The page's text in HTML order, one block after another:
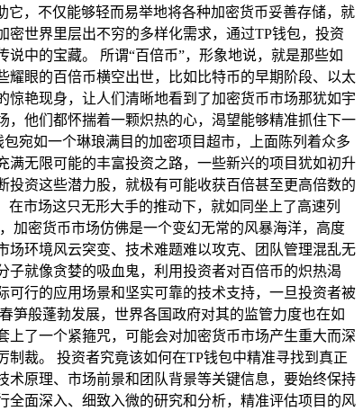
，不仅能够轻而易举地将各种加密货币妥善存储，就
世界里层出不穷的多样化需求，通过TP钱包，投资
中的宝藏。 所谓“百倍币”，形象地说，就是那些如
眼的百倍币横空出世，比如比特币的早期阶段、以太
艳现身，让人们清晰地看到了加密货币市场那犹如宇
他们都怀揣着一颗炽热的心，渴望能够精准抓住下一
宛如一个琳琅满目的加密项目超市，上面陈列着众多
无限可能的丰富投资之路，一些新兴的项目犹如初升
资这些潜力股，就极有可能收获百倍甚至更高倍数的
市场这只无形大手的推动下，就如同坐上了高速列
加密货币市场仿佛是一个变幻无常的风暴海洋，高度
环境风云突变、技术难题难以攻克、团队管理混乱无
就像贪婪的吸血鬼，利用投资者对百倍币的炽热渴
行的应用场景和坚实可靠的技术支持，一旦投资者被
笋般蓬勃发展，世界各国政府对其的监管力度也在如
了一个紧箍咒，可能会对加密货币市场产生重大而深
裁。 投资者究竟该如何在TP钱包中精准寻找到真正
原理、市场前景和团队背景等关键信息，要始终保持
面深入、细致入微的研究和分析，精准评估项目的风